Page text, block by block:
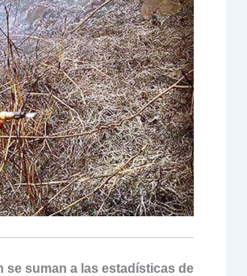
se suman a las estadísticas de